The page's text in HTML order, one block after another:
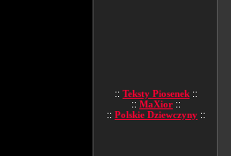
:: Teksty Piosenek ::
:: MaXior ::
:: Polskie Dziewczyny ::